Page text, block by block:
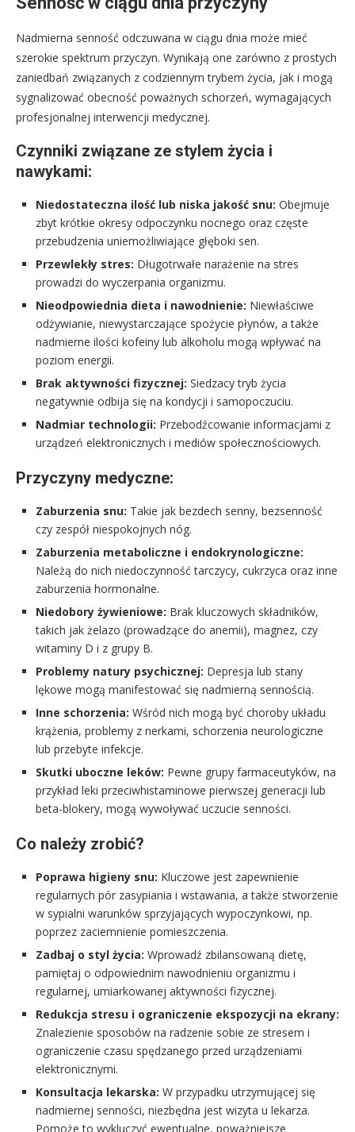
Nadmierna senność odczuwana w ciągu dnia może mieć
szerokie spektrum przyczyn. Wynikają one zarówno z prostych
zaniedbań związanych z codziennym trybem życia, jak i mogą
sygnalizować obecność poważnych schorzeń, wymagających
profesjonalnej interwencji medycznej.
Czynniki związane ze stylem życia i
nawykami:
Niedostateczna ilość lub niska jakość snu: Obejmuje
zbyt krótkie okresy odpoczynku nocnego oraz częste
przebudzenia uniemożliwiające głęboki sen.
Przewlekły stres: Długotrwałe narażenie na stres
prowadzi do wyczerpania organizmu.
Nieodpowiednia dieta i nawodnienie: Niewłaściwe
odżywianie, niewystarczające spożycie płynów, a także
nadmierne ilości kofeiny lub alkoholu mogą wpływać na
poziom energii.
Brak aktywności fizycznej: Siedzacy tryb życia
negatywnie odbija się na kondycji i samopoczuciu.
Nadmiar technologii: Przebodźcowanie informacjami z
urządzeń elektronicznych i mediów społecznościowych.
Przyczyny medyczne:
Zaburzenia snu: Takie jak bezdech senny, bezsenność
czy zespół niespokojnych nóg.
Zaburzenia metaboliczne i endokrynologiczne:
Należą do nich niedoczynność tarczycy, cukrzyca oraz inne
zaburzenia hormonalne.
Niedobory żywieniowe: Brak kluczowych składników,
takich jak żelazo (prowadzące do anemii), magnez, czy
witaminy D i z grupy B.
Problemy natury psychicznej: Depresja lub stany
lękowe mogą manifestować się nadmierną sennością.
Inne schorzenia: Wśród nich mogą być choroby układu
krążenia, problemy z nerkami, schorzenia neurologiczne
lub przebyte infekcje.
Skutki uboczne leków: Pewne grupy farmaceutyków, na
przykład leki przeciwhistaminowe pierwszej generacji lub
beta-blokery, mogą wywoływać uczucie senności.
Co należy zrobić?
Poprawa higieny snu: Kluczowe jest zapewnienie
regularnych pór zasypiania i wstawania, a także stworzenie
w sypialni warunków sprzyjających wypoczynkowi, np.
poprzez zaciemnienie pomieszczenia.
Zadbaj o styl życia: Wprowadź zbilansowaną dietę,
pamiętaj o odpowiednim nawodnieniu organizmu i
regularnej, umiarkowanej aktywności fizycznej.
Redukcja stresu i ograniczenie ekspozycji na ekrany:
Znalezienie sposobów na radzenie sobie ze stresem i
ograniczenie czasu spędzanego przed urządzeniami
elektronicznymi.
Konsultacja lekarska: W przypadku utrzymującej się
nadmiernej senności, niezbędna jest wizyta u lekarza.
Pomoże to wykluczyć ewentualne, poważniejsze